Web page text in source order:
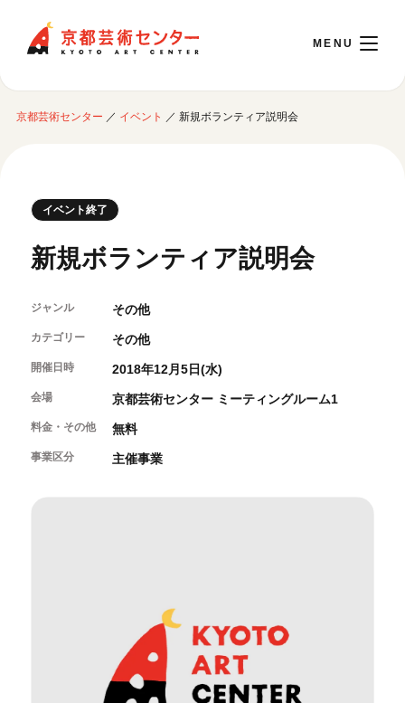
English
フェは11:00～18:00まで営業
ご利用案内
フロアガイド
交通アクセス
カフェ・ショップ
よくあるご質問
イベントに参加する
開催中のイベント
月間スケジュール
これまでのイベント
制作室を使う
制作室について
京都芸術センターってどんなところ？
京都芸術センターの歩み
概要・理念・運営体制
連携事業のご案内
お問い合わせ
京都芸術センター ／ イベント ／ 新規ボランティア説明会
イベント終了
新規ボランティア説明会
ジャンル その他
カテゴリー その他
開催日時 2018年12月5日(水)
会場 京都芸術センター ミーティングルーム1
料金・その他 無料
事業区分 主催事業